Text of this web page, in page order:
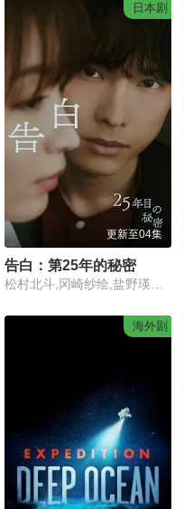
日本剧
更新至04集
告白：第25年的秘密
海外剧